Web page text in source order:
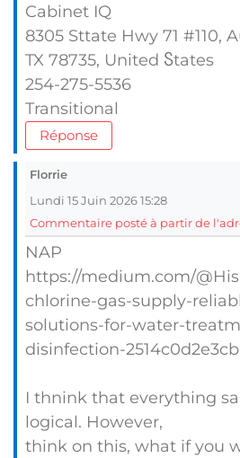
Cabinet IQ
8305 Sttate Hwy 71 #110,
TX 78735, United Ⴝtates
254-275-5536
Transitional
Réponse
Florrie
Lundi 15 Juin 2026 15:28
Commentaire posté à partir de
NAP
https://medium.com/
chlorine-gas-supply-
solutions-for-water-
disinfection-2514c0d2e3cb
I thnink that everything
logical. However,
think on this, what if you